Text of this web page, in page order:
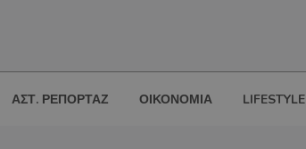
ΑΣΤ. ΡΕΠΟΡΤΑΖ ΟΙΚΟΝΟΜΙΑ LIFESTYLE